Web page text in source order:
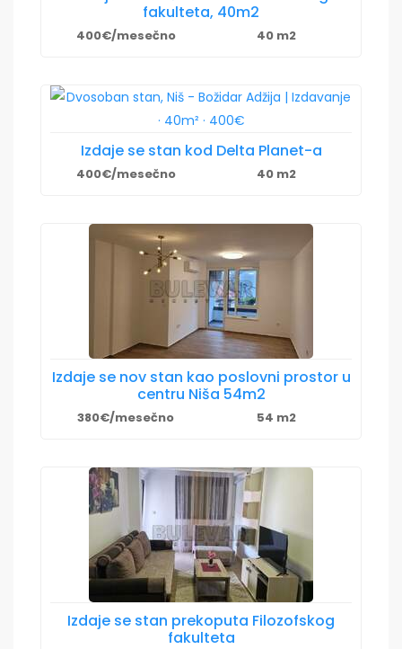
fakulteta, 40m2
400€/mesečno 40 m2
Izdaje se stan kod Delta Planet-a
400€/mesečno 40 m2
Izdaje se nov stan kao poslovni prostor u
centru Niša 54m2
380€/mesečno 54 m2
Izdaje se stan prekoputa Filozofskog
fakulteta